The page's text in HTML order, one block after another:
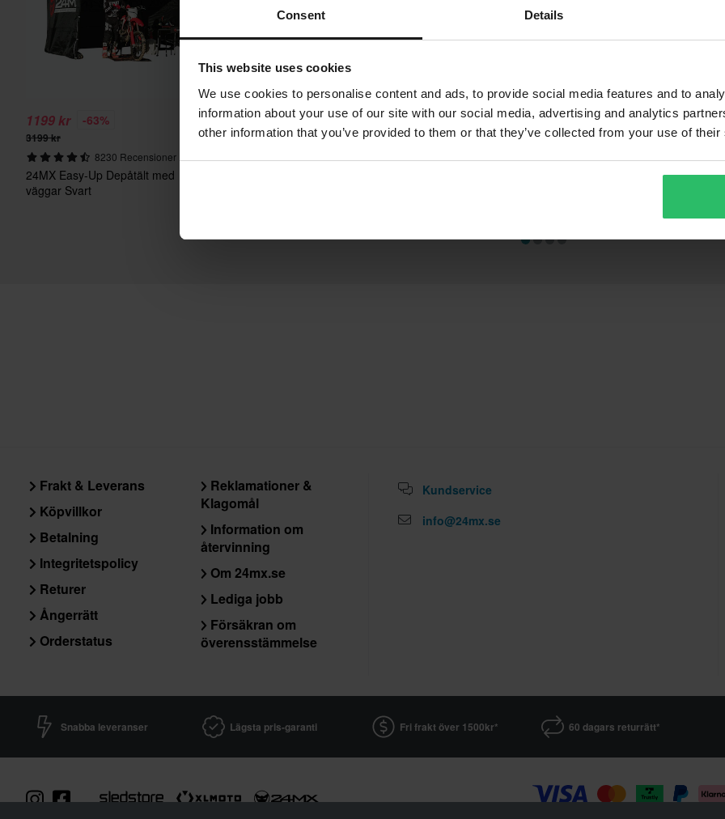
Consent Details
This website uses cookies
We use cookies to personalise content and ads, to provide social media features and to
information about your use of our site with our social media, advertising and analytics
other information that you’ve provided to them or that they’ve collected from your use of
1199 kr -63%
3199 kr
8230 Recensioner
24MX Easy-Up Depåtält med
väggar Svart
749 kr -48%
1449 kr
449 kr -33%
669 kr
399 kr -49%
779 kr
Proworks
Frakt & Leverans
Köpvillkor
Betalning
Integritetspolicy
Returer
Ångerrätt
Orderstatus
Reklamationer &
Klagomål
Information om
återvinning
Om 24mx.se
Lediga jobb
Försäkran om
överensstämmelse
Kundservice
info@24mx.se
Snabba leveranser Lägsta pris-garanti Fri frakt över 1500kr* 60 dagars returrätt*